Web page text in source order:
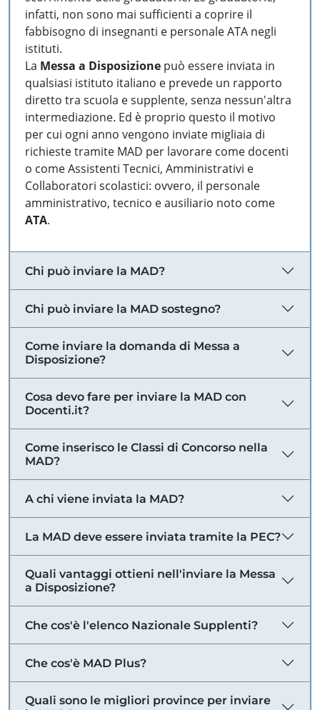
infatti, non sono mai sufficienti a coprire il
fabbisogno di insegnanti e personale ATA negli
istituti.
La Messa a Disposizione può essere inviata in
qualsiasi istituto italiano e prevede un rapporto
diretto tra scuola e supplente, senza nessun'altra
intermediazione. Ed è proprio questo il motivo
per cui ogni anno vengono inviate migliaia di
richieste tramite MAD per lavorare come docenti
o come Assistenti Tecnici, Amministrativi e
Collaboratori scolastici: ovvero, il personale
amministrativo, tecnico e ausiliario noto come
ATA.
Chi può inviare la MAD?
Chi può inviare la MAD sostegno?
Come inviare la domanda di Messa a
Disposizione?
Cosa devo fare per inviare la MAD con
Docenti.it?
Come inserisco le Classi di Concorso nella
MAD?
A chi viene inviata la MAD?
La MAD deve essere inviata tramite la PEC?
Quali vantaggi ottieni nell'inviare la Messa
a Disposizione?
Che cos'è l'elenco Nazionale Supplenti?
Che cos'è MAD Plus?
Quali sono le migliori province per inviare